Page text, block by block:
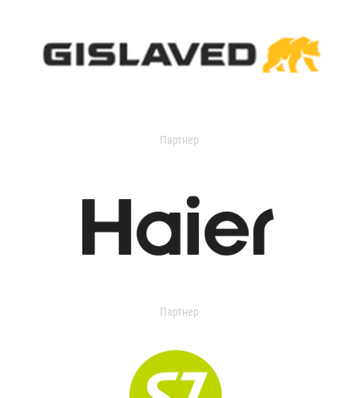
Партнер
Партнер